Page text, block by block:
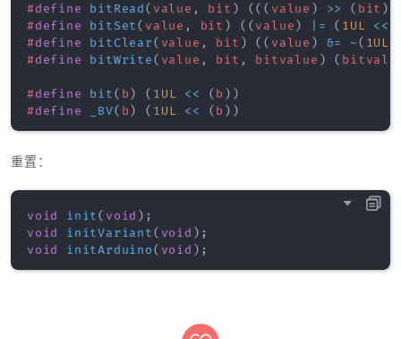
#define bitRead( value , bit ) ( ( ( value ) >> ( bit )
#define bitSet( value , bit ) ( ( value ) |= ( 1UL <<
#define bitClear( value , bit ) ( ( value ) &= ~( 1UL
#define bitWrite( value , bit , bitvalue ) (
#define bit( b ) ( 1UL << ( b ) )
#define _BV( b ) ( 1UL << ( b ) )
重置：
void init( void ) ;
void
initVariant( void ) ;
void
initArduino( void ) ;